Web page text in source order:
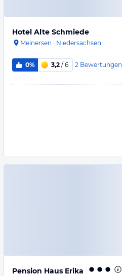
Hotel Alte Schmiede
Meinersen · Niedersachsen
0% 3,2 / 6 2 Bewertungen
Pension Haus Erika